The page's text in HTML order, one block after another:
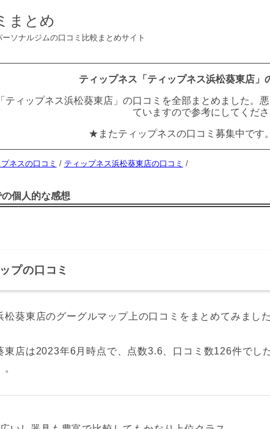
まとめ
ソナルジムの口コミ比較まとめサイト
ティップネス「ティップネス浜松葵東店」
ティップネス浜松葵東店」の口コミを全部まとめました。
ていますので参考にしてくださ
★またティップネスの口コミ募集中です。
ネスの口コミ / ティップネス浜松葵東店の口コミ /
個人的な感想
プの口コミ
松葵東店のグーグルマップ上の口コミをまとめてみました
東店は2023年6月時点で、点数3.6、口コミ数126件でし
。